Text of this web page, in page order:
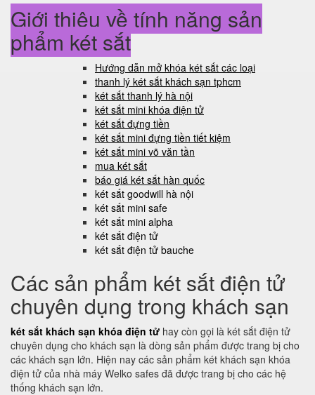
Giới thiệu về tính năng sản
phẩm két sắt
Hướng dẫn mở khóa két sắt các loại
thanh lý két sắt khách sạn tphcm
két sắt thanh lý hà nội
két sắt mini khóa điện tử
két sắt đựng tiền
két sắt mini đựng tiền tiết kiệm
két sắt mini võ văn tần
mua két sắt
báo giá két sắt hàn quốc
két sắt goodwill hà nội
két sắt mini safe
két sắt mini alpha
két sắt điện tử
két sắt điện tử bauche
Các sản phẩm két sắt điện tử
chuyên dụng trong khách sạn
két sắt khách sạn khóa điện tử hay còn gọi là két sắt điện tử
chuyên dụng cho khách sạn là dòng sản phẩm được trang bị cho
các khách sạn lớn. Hiện nay các sản phẩm két khách sạn khóa
điện tử của nhà máy Welko safes đã được trang bị cho các hệ
thống khách sạn lớn.